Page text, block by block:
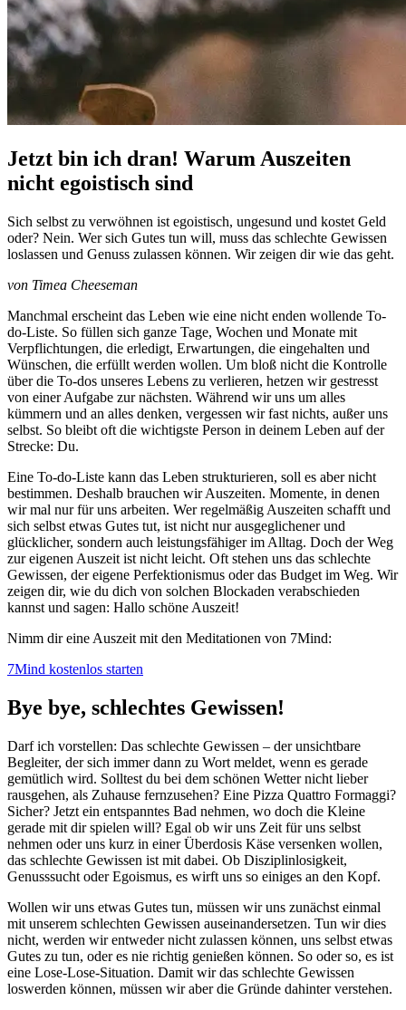
Jetzt bin ich dran! Warum Auszeiten
nicht egoistisch sind
Sich selbst zu verwöhnen ist egoistisch, ungesund und kostet Geld
oder? Nein. Wer sich Gutes tun will, muss das schlechte Gewissen
loslassen und Genuss zulassen können. Wir zeigen dir wie das geht.
von Timea Cheeseman
Manchmal erscheint das Leben wie eine nicht enden wollende To-
do-Liste. So füllen sich ganze Tage, Wochen und Monate mit
Verpflichtungen, die erledigt, Erwartungen, die eingehalten und
Wünschen, die erfüllt werden wollen. Um bloß nicht die Kontrolle
über die To-dos unseres Lebens zu verlieren, hetzen wir gestresst
von einer Aufgabe zur nächsten. Während wir uns um alles
kümmern und an alles denken, vergessen wir fast nichts, außer uns
selbst. So bleibt oft die wichtigste Person in deinem Leben auf der
Strecke: Du.
Eine To-do-Liste kann das Leben strukturieren, soll es aber nicht
bestimmen. Deshalb brauchen wir Auszeiten. Momente, in denen
wir mal nur für uns arbeiten. Wer regelmäßig Auszeiten schafft und
sich selbst etwas Gutes tut, ist nicht nur ausgeglichener und
glücklicher, sondern auch leistungsfähiger im Alltag. Doch der Weg
zur eigenen Auszeit ist nicht leicht. Oft stehen uns das schlechte
Gewissen, der eigene Perfektionismus oder das Budget im Weg. Wir
zeigen dir, wie du dich von solchen Blockaden verabschieden
kannst und sagen: Hallo schöne Auszeit!
Nimm dir eine Auszeit mit den Meditationen von 7Mind:
7Mind kostenlos starten
Bye bye, schlechtes Gewissen!
Darf ich vorstellen: Das schlechte Gewissen – der unsichtbare
Begleiter, der sich immer dann zu Wort meldet, wenn es gerade
gemütlich wird. Solltest du bei dem schönen Wetter nicht lieber
rausgehen, als Zuhause fernzusehen? Eine Pizza Quattro Formaggi?
Sicher? Jetzt ein entspanntes Bad nehmen, wo doch die Kleine
gerade mit dir spielen will? Egal ob wir uns Zeit für uns selbst
nehmen oder uns kurz in einer Überdosis Käse versenken wollen,
das schlechte Gewissen ist mit dabei. Ob Disziplinlosigkeit,
Genusssucht oder Egoismus, es wirft uns so einiges an den Kopf.
Wollen wir uns etwas Gutes tun, müssen wir uns zunächst einmal
mit unserem schlechten Gewissen auseinandersetzen. Tun wir dies
nicht, werden wir entweder nicht zulassen können, uns selbst etwas
Gutes zu tun, oder es nie richtig genießen können. So oder so, es ist
eine Lose-Lose-Situation. Damit wir das schlechte Gewissen
loswerden können, müssen wir aber die Gründe dahinter verstehen.